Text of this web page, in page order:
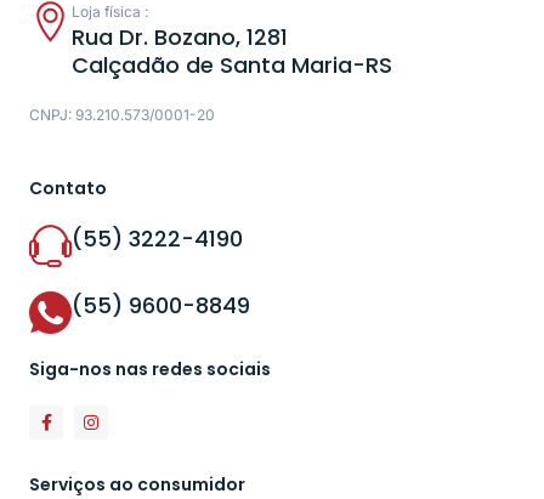
Loja física :
Rua Dr. Bozano, 1281
Calçadão de Santa Maria-RS
CNPJ: 93.210.573/0001-20
Contato
(55) 3222-4190
(55) 9600-8849
Siga-nos nas redes sociais
Serviços ao consumidor